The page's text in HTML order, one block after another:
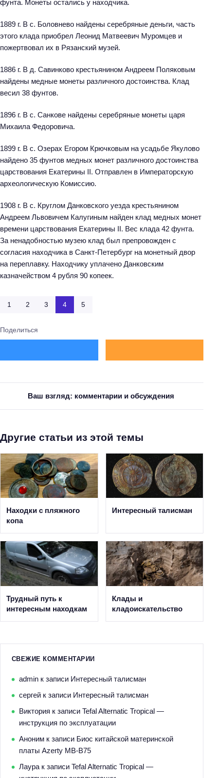
фунта. Монеты остались у находчика.
1889 г. В с. Боловнево найдены серебряные деньги, часть
этого клада приобрел Леонид Матвеевич Муромцев и
пожертвовал их в Рязанский музей.
1886 г. В д. Савинково крестьянином Андреем Поляковым
найдены медные монеты различного достоинства. Клад
весил 38 фунтов.
1896 г. В с. Санкове найдены серебряные монеты царя
Михаила Федоровича.
1899 г. В с. Озерах Егором Крючковым на усадьбе Якулово
найдено 35 фунтов медных монет различного достоинства
царствования Екатерины II. Отправлен в Императорскую
археологическую Комиссию.
1908 г. В с. Круглом Данковского уезда крестьянином
Андреем Львовичем Калугиным найден клад медных монет
времени царствования Екатерины II. Вес клада 42 фунта.
За ненадобностью музею клад был препровожден с
согласия находчика в Санкт-Петербург на монетный двор
на переплавку. Находчику уплачено Данковским
казначейством 4 рубля 90 копеек.
1 2 3 4 5
Поделиться
Ваш взгляд: комментарии и обсуждения
Другие статьи из этой темы
Находки с пляжного
копа
Интересный талисман
Трудный путь к
интересным находкам
Клады и
кладоискательство
СВЕЖИЕ КОММЕНТАРИИ
adminк записи Интересный талисман
сергейк записи Интересный талисман
Виктория к записи Tefal Alternatic Tropical —
инструкция по эксплуатации
Анонимк записи Биос китайской материнской
платы Azerty MB-B75
Лаурак записи Tefal Alternatic Tropical —